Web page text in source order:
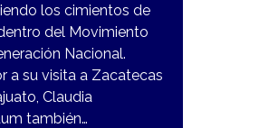
los cimientos de
del Movimiento
Nacional.
a su visita a Zacatecas
Claudia
también…